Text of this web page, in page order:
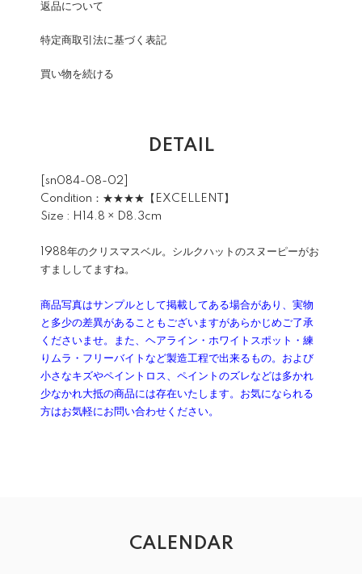
返品について
特定商取引法に基づく表記
買い物を続ける
DETAIL
[sn084-08-02]
Condition：★★★★【EXCELLENT】
Size : H14.8 × D8.3cm
1988年のクリスマスベル。シルクハットのスヌーピーがお
すまししてますね。
商品写真はサンプルとして掲載してある場合があり、実物
と多少の差異があることもございますがあらかじめご了承
くださいませ。また、ヘアライン・ホワイトスポット・練
りムラ・フリーバイトなど製造工程で出来るもの。および
小さなキズやペイントロス、ペイントのズレなどは多かれ
少なかれ大抵の商品には存在いたします。お気になられる
方はお気軽にお問い合わせください。
CALENDAR